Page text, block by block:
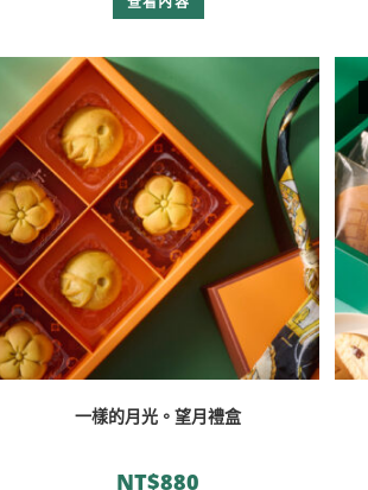
一樣的月光。望月禮盒
NT$880